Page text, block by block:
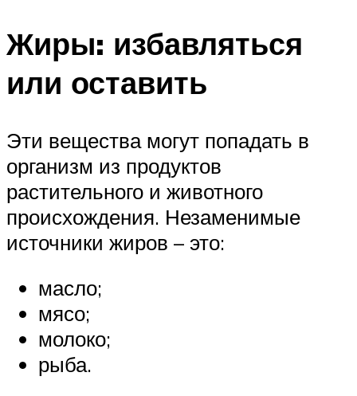
Жиры: избавляться
или оставить
Эти вещества могут попадать в
организм из продуктов
растительного и животного
происхождения. Незаменимые
источники жиров – это:
масло;
мясо;
молоко;
рыба.